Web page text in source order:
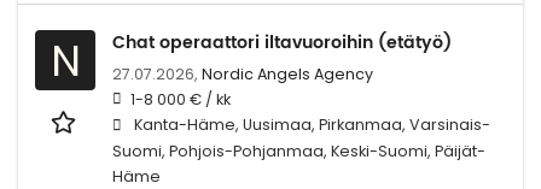
N Chat operaattori iltavuoroihin (etätyö)
27.07.2026, Nordic Angels Agency
1-8 000 € / kk
Kanta-Häme, Uusimaa, Pirkanmaa, Varsinais-
Suomi, Pohjois-Pohjanmaa, Keski-Suomi, Päijät-
Häme